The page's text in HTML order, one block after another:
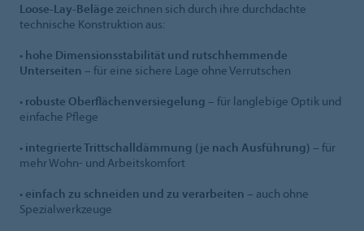
Loose-Lay-Beläge zeichnen sich durch ihre durchdachte
technische Konstruktion aus:
• hohe Dimensionsstabilität und rutschhemmende
Unterseiten – für eine sichere Lage ohne Verrutschen
• robuste Oberflächenversiegelung – für langlebige Optik und
einfache Pflege
• integrierte Trittschalldämmung (je nach Ausführung) – für
mehr Wohn- und Arbeitskomfort
• einfach zu schneiden und zu verarbeiten – auch ohne
Spezialwerkzeuge